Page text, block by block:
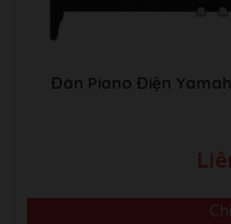
Đàn Piano Điện